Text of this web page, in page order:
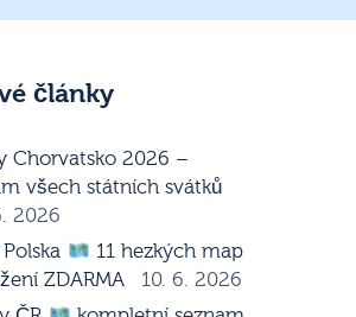
články
Chorvatsko 2026 –
všech státních svátků
2026
11 hezkých map
ZDARMA
10. 6. 2026